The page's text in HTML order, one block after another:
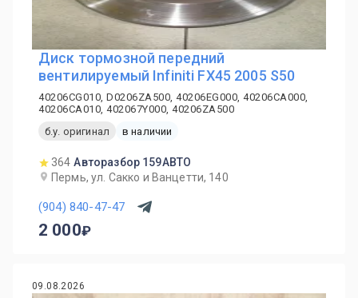
Диск тормозной передний
вентилируемый Infiniti FX45 2005 S50
40206CG010, D0206ZA500, 40206EG000, 40206CA000,
40206CA010, 402067Y000, 40206ZA500
б.у. оригинал
в наличии
364 Авторазбор 159АВТО
Пермь, ул. Сакко и Ванцетти, 140
(904) 840-47-47
2 000
09.08.2026